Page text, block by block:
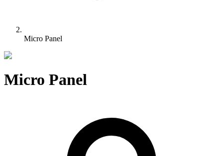
Micro Panel
Micro Panel